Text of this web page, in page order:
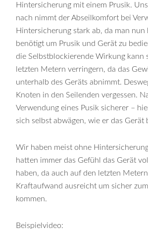
Hintersicherung mit einem Prusik.
nach nimmt der Abseilkomfort bei
Hintersicherung stark ab, da man nun
benötigt um Prusik und Gerät zu
die Selbstblockierende Wirkung kann
letzten Metern verringern, da das
unterhalb des Geräts abnimmt.
Knoten in den Seilenden vergessen.
Verwendung eines Pusik sicherer –
sich selbst abwägen, wie er das Gerät
Wir haben meist ohne
hatten immer das Gefühl das Gerät
haben, da auch auf den letzten
Kraftaufwand ausreicht um sicher
kommen.
Beispielvideo: